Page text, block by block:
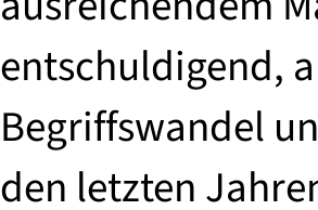
entschuldigend,
Begriffswandel
den letzten